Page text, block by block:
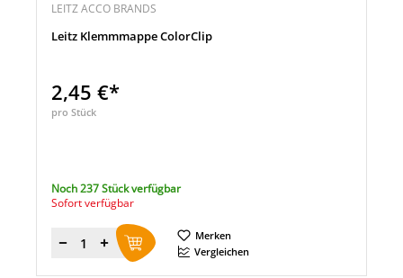
LEITZ ACCO BRANDS
Leitz Klemmmappe ColorClip
2,45 €*
pro Stück
Noch 237 Stück verfügbar
Sofort verfügbar
Menge
Merken
Vergleichen